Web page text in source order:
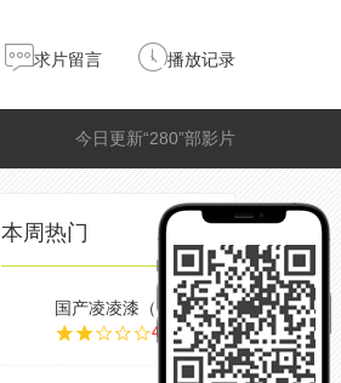
求片留言 播放记录
今日更新“280”部影片
本周热门
国产凌凌漆（粤语
4.0